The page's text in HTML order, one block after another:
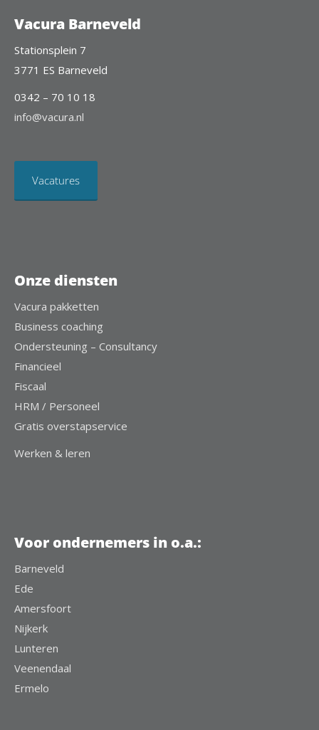
Vacura Barneveld
Stationsplein 7
3771 ES Barneveld
0342 – 70 10 18
info@vacura.nl
Vacatures
Onze diensten
Vacura pakketten
Business coaching
Ondersteuning – Consultancy
Financieel
Fiscaal
HRM / Personeel
Gratis overstapservice
Werken & leren
Voor ondernemers in o.a.:
Barneveld
Ede
Amersfoort
Nijkerk
Lunteren
Veenendaal
Ermelo